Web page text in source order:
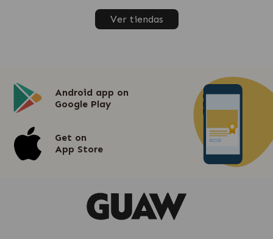
Ver tiendas
Android app on
Google Play
Get on
App Store